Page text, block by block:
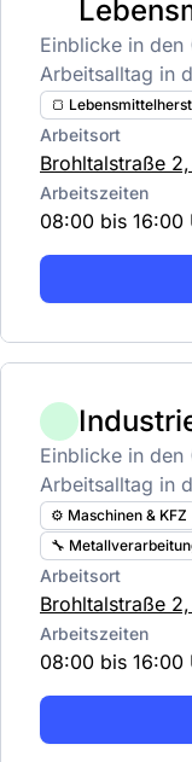
Einblicke in den
Arbeitsalltag in
🍞
Arbeitsort
Brohltalstraße
Arbeitszeiten
08:00 bis 16:00
Einblicke in den
Arbeitsalltag in
⚙️ Maschinen & KFZ
🔧
Arbeitsort
Brohltalstraße
Arbeitszeiten
08:00 bis 16:00